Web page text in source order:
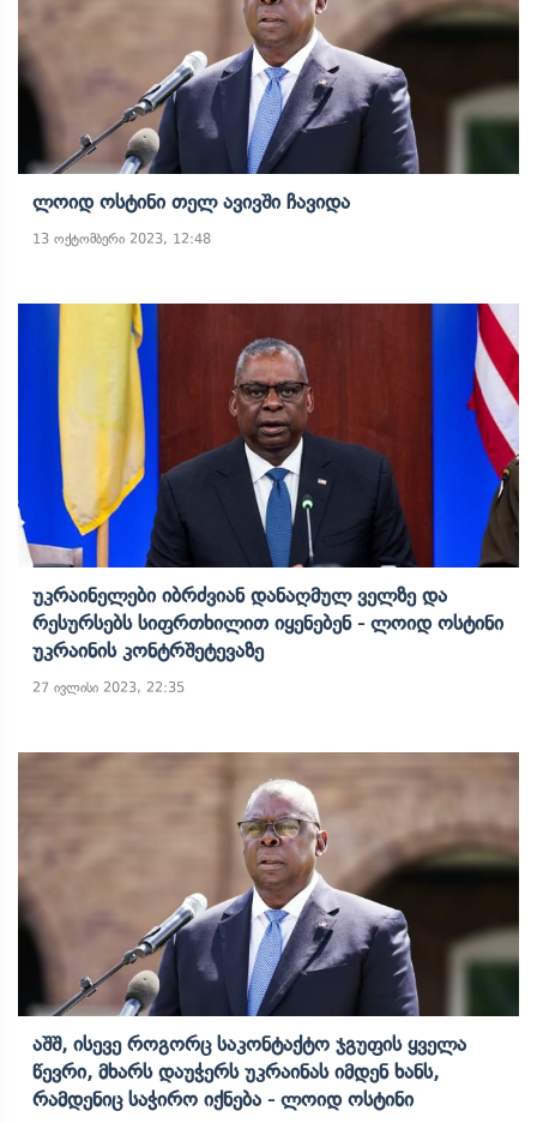
Ლოიდ Ოსტინი Თელ Ავივში Ჩავიდა
13 ოქტომბერი 2023, 12:48
Უკრაინელები Იბრძვიან Დანაღმულ Ველზე Და
Რესურსებს Სიფრთხილით Იყენებენ - Ლოიდ Ოსტინი
Უკრაინის Კონტრშეტევაზე
27 ივლისი 2023, 22:35
Აშშ, Ისევე Როგორც Საკონტაქტო Ჯგუფის Ყველა
Წევრი, Მხარს Დაუჭერს Უკრაინას Იმდენ Ხანს,
Რამდენიც Საჭირო Იქნება - Ლოიდ Ოსტინი